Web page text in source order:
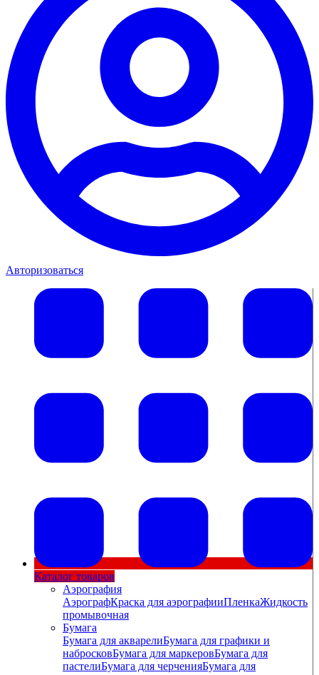
Авторизоваться
Каталог товаров
Аэрография
АэрографКраска для аэрографииПленкаЖидкость
промывочная
Бумага
Бумага для акварелиБумага для графики и
набросковБумага для маркеровБумага для
пастелиБумага для черченияБумага для